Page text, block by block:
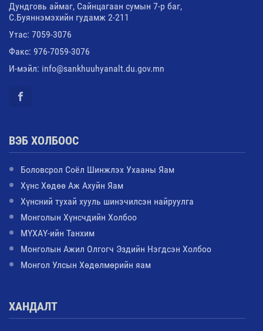
Дундговь аймаг, Сайнцагаан сумын 7-р баг,
С.Буяннэмэхийн гудамж 2-211
Утас: 7059-3076
Факс: 976-7059-3076
И-мэйл: info@sankhuuhyanalt.du.gov.mn
ВЭБ ХОЛБООС
Боловсрол Соёл Шинжлэх Ухааны Яам
Хүнс Хөдөө Аж Ахуйн Яам
Хүнсний тухай хууль шинэчилсэн найруулга
Монголын Хүнсчдийн Холбоо
МҮХАҮ-ийн Танхим
Монголын Ажил Олгогч Эздийн Нэгдсэн Холбоо
Монгол Улсын Хөдөлмөрийн яам
ХАНДАЛТ